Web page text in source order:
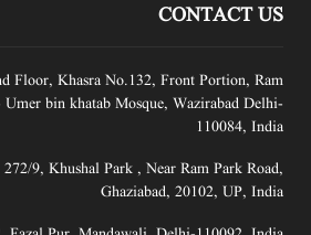
CONTACT US
Floor, Khasra No.132, Front Portion, Ram
bin khatab Mosque, Wazirabad Delhi-
110084, India
9, Khushal Park , Near Ram Park Road,
Ghaziabad, 20102, UP, India